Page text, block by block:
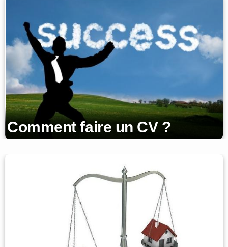
Comment faire un CV ?